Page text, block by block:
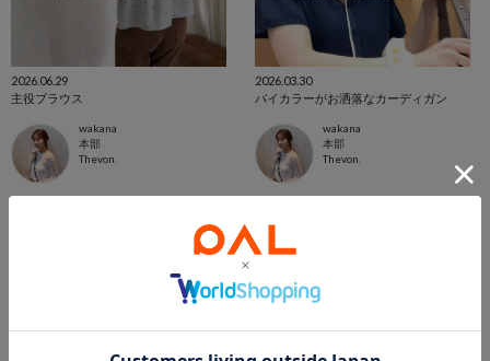
2026.06.29
主役ブラウス
wakana
本部
Thevon.
2026.03.30
バイカラーがお洒落なカーディガン
wakana
本部
Thevon.